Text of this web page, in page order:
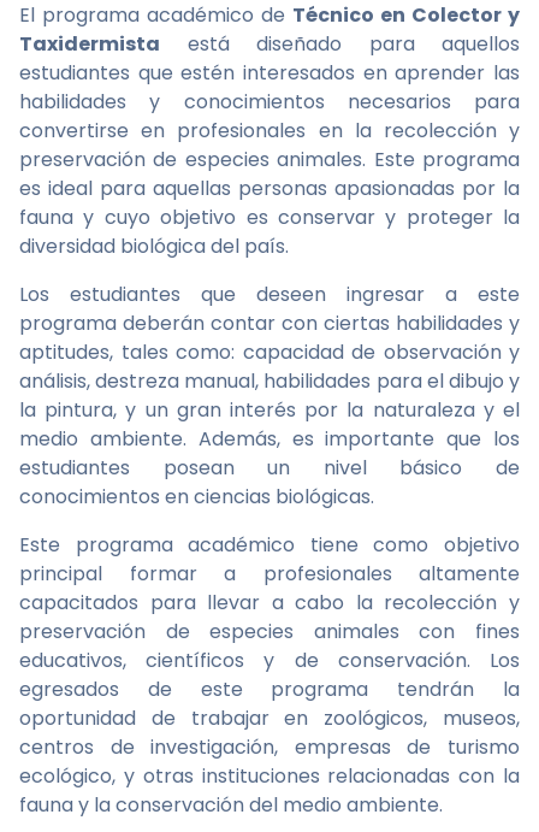
El programa académico de Técnico en Colector y
Taxidermista está diseñado para aquellos
estudiantes que estén interesados en aprender las
habilidades y conocimientos necesarios para
convertirse en profesionales en la recolección y
preservación de especies animales. Este programa
es ideal para aquellas personas apasionadas por la
fauna y cuyo objetivo es conservar y proteger la
diversidad biológica del país.
Los estudiantes que deseen ingresar a este
programa deberán contar con ciertas habilidades y
aptitudes, tales como: capacidad de observación y
análisis, destreza manual, habilidades para el dibujo y
la pintura, y un gran interés por la naturaleza y el
medio ambiente. Además, es importante que los
estudiantes posean un nivel básico de
conocimientos en ciencias biológicas.
Este programa académico tiene como objetivo
principal formar a profesionales altamente
capacitados para llevar a cabo la recolección y
preservación de especies animales con fines
educativos, científicos y de conservación. Los
egresados de este programa tendrán la
oportunidad de trabajar en zoológicos, museos,
centros de investigación, empresas de turismo
ecológico, y otras instituciones relacionadas con la
fauna y la conservación del medio ambiente.